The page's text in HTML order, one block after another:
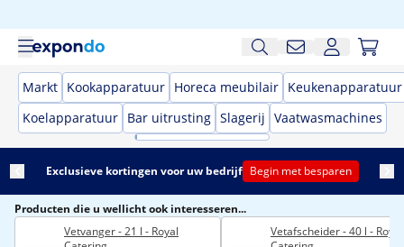
Markt Kookapparatuur Horeca meubilair Keukenapparatuur
Koelapparatuur Bar uitrusting Slagerij Vaatwasmachines
Exclusieve kortingen voor uw bedrijf Begin met besparen
Producten die u wellicht ook interesseren...
Vetvanger - 21 l - Royal
Vetafscheider - 40 l - Royal